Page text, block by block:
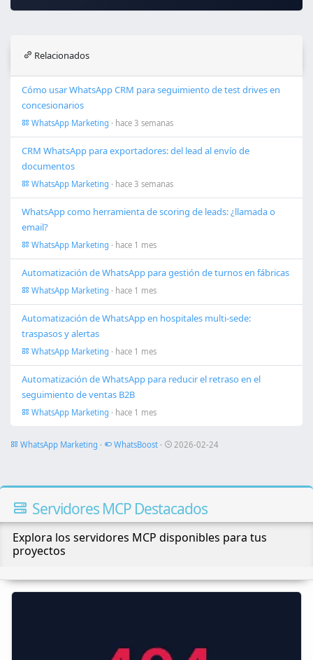
Relacionados
Cómo usar WhatsApp CRM para seguimiento de test drives en
concesionarios
WhatsApp Marketing · hace 3 semanas
CRM WhatsApp para exportadores: del lead al envío de
documentos
WhatsApp Marketing · hace 3 semanas
WhatsApp como herramienta de scoring de leads: ¿llamada o
email?
WhatsApp Marketing · hace 1 mes
Automatización de WhatsApp para gestión de turnos en fábricas
WhatsApp Marketing · hace 1 mes
Automatización de WhatsApp en hospitales multi-sede:
traspasos y alertas
WhatsApp Marketing · hace 1 mes
Automatización de WhatsApp para reducir el retraso en el
seguimiento de ventas B2B
WhatsApp Marketing · hace 1 mes
WhatsApp Marketing · WhatsBoost · 2026-02-24
Servidores MCP Destacados
Explora los servidores MCP disponibles para tus
proyectos